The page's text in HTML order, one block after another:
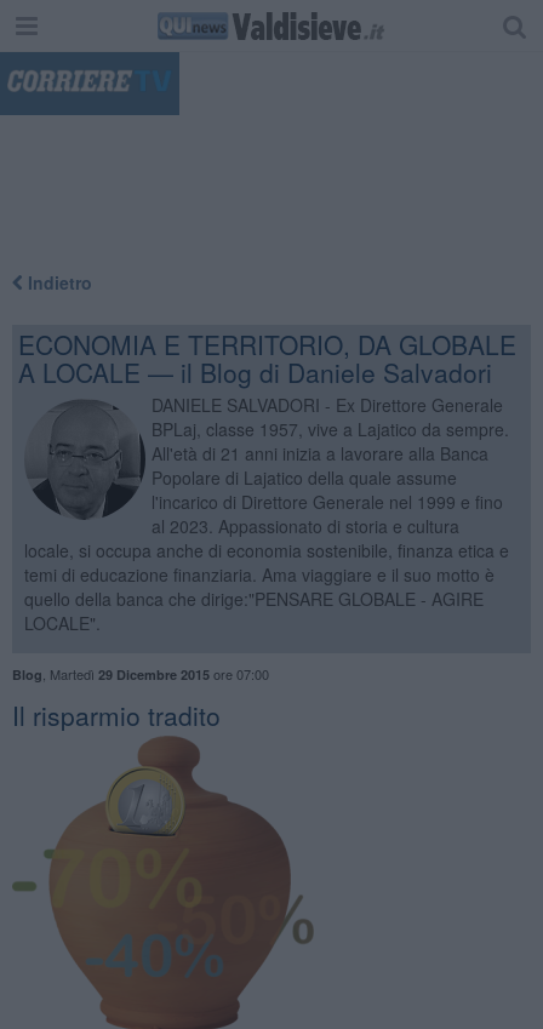
Indietro
ECONOMIA E TERRITORIO, DA GLOBALE
A LOCALE — il Blog di Daniele Salvadori
DANIELE SALVADORI - Ex Direttore Generale
BPLaj, classe 1957, vive a Lajatico da sempre.
All'età di 21 anni inizia a lavorare alla Banca
Popolare di Lajatico della quale assume
l'incarico di Direttore Generale nel 1999 e fino
al 2023. Appassionato di storia e cultura
locale, si occupa anche di economia sostenibile, finanza etica e
temi di educazione finanziaria. Ama viaggiare e il suo motto è
quello della banca che dirige:"PENSARE GLOBALE - AGIRE
LOCALE".
Blog Martedì 29 Dicembre 2015ore 07:00
Il risparmio tradito